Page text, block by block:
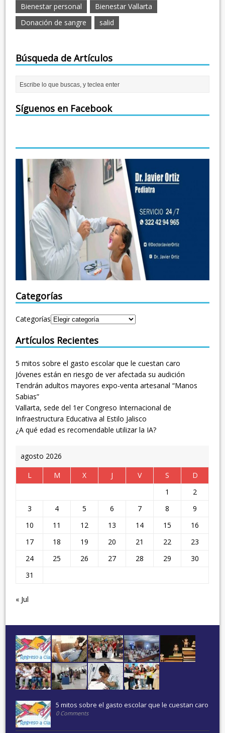
Bienestar personal
Bienestar Vallarta
Donación de sangre
salid
Búsqueda de Artículos
Síguenos en Facebook
Categorías
Categorías
Artículos Recientes
5 mitos sobre el gasto escolar que le cuestan caro
Jóvenes están en riesgo de ver afectada su audición
Tendrán adultos mayores expo-venta artesanal “Manos
Sabias”
Vallarta, sede del 1er Congreso Internacional de
Infraestructura Educativa al Estilo Jalisco
¿A qué edad es recomendable utilizar la IA?
agosto 2026
L
M X J V S
D
1
2
3
4 5 6 7 8
9
10
11 12 13 14 15
16
17
18 19 20 21 22
23
24
25 26 27 28 29
30
31
« Jul
5 mitos sobre el gasto escolar que le cuestan caro
0 Comments